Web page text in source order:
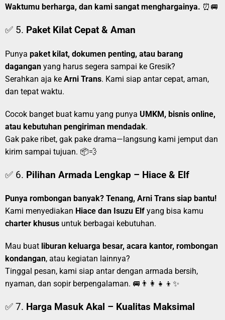
Waktumu berharga, dan kami sangat menghargainya. ⏰🚐
✅ 5. Paket Kilat Cepat & Aman
Punya paket kilat, dokumen penting, atau barang
dagangan yang harus segera sampai ke Gresik?
Serahkan aja ke Arni Trans. Kami siap antar cepat, aman,
dan tepat waktu.
Cocok banget buat kamu yang punya UMKM, bisnis online,
atau kebutuhan pengiriman mendadak.
Gak pake ribet, gak pake drama—langsung kami jemput dan
kirim sampai tujuan. 📦💨
✅ 6. Pilihan Armada Lengkap – Hiace & Elf
Punya rombongan banyak? Tenang, Arni Trans siap bantu!
Kami menyediakan Hiace dan Isuzu Elf yang bisa kamu
charter khusus untuk berbagai kebutuhan.
Mau buat liburan keluarga besar, acara kantor, rombongan
kondangan, atau kegiatan lainnya?
Tinggal pesan, kami siap antar dengan armada bersih,
nyaman, dan sopir berpengalaman. 🚐👨‍👩‍👧‍👦✨
✅ 7. Harga Masuk Akal – Kualitas Maksimal